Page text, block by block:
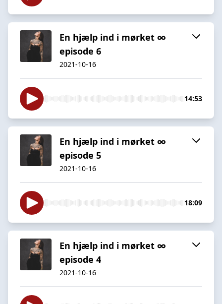
En hjælp ind i mørket ∞
episode 6
2021-10-16
14:53
En hjælp ind i mørket ∞
episode 5
2021-10-16
18:09
En hjælp ind i mørket ∞
episode 4
2021-10-16